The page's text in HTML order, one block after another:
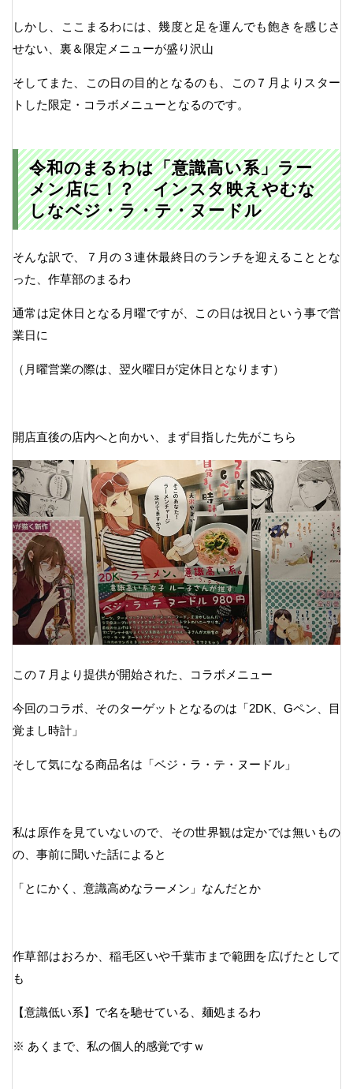
しかし、ここまるわには、幾度と足を運んでも飽きを感じさ
せない、裏＆限定メニューが盛り沢山
そしてまた、この日の目的となるのも、この７月よりスター
トした限定・コラボメニューとなるのです。
令和のまるわは「意識高い系」ラー
メン店に！？ インスタ映えやむな
しなベジ・ラ・テ・ヌードル
そんな訳で、７月の３連休最終日のランチを迎えることとな
った、作草部のまるわ
通常は定休日となる月曜ですが、この日は祝日という事で営
業日に
（月曜営業の際は、翌火曜日が定休日となります）
開店直後の店内へと向かい、まず目指した先がこちら
この７月より提供が開始された、コラボメニュー
今回のコラボ、そのターゲットとなるのは「2DK、Gペン、目
覚まし時計」
そして気になる商品名は「ベジ・ラ・テ・ヌードル」
私は原作を見ていないので、その世界観は定かでは無いもの
の、事前に聞いた話によると
「とにかく、意識高めなラーメン」なんだとか
作草部はおろか、稲毛区いや千葉市まで範囲を広げたとして
も
【意識低い系】で名を馳せている、麺処まるわ
※ あくまで、私の個人的感覚ですｗ